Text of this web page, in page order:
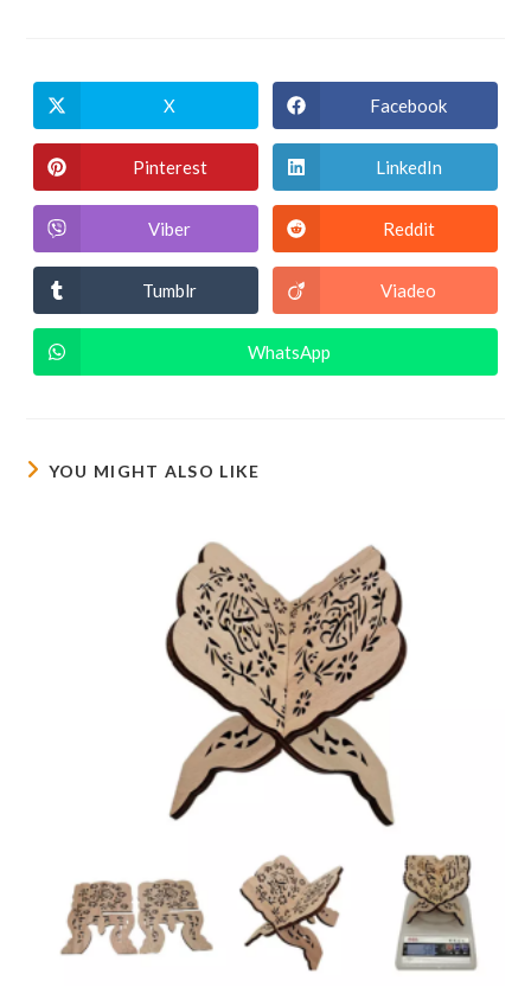
X Facebook
Pinterest LinkedIn
Viber Reddit
Tumblr Viadeo
WhatsApp
YOU MIGHT ALSO LIKE